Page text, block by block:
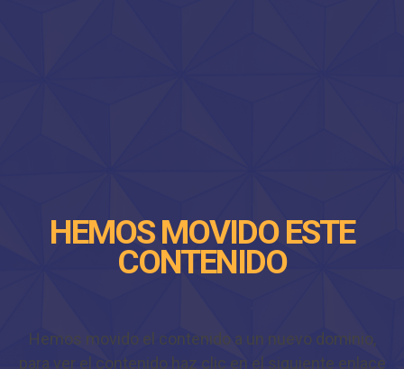
HEMOS MOVIDO ESTE
CONTENIDO
Hemos movido el contenido a un nuevo dominio,
para ver el contenido haz clic en el siguiente enlace